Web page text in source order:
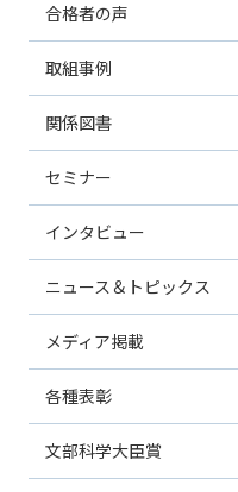
合格者の声
取組事例
関係図書
セミナー
インタビュー
ニュース＆トピックス
メディア掲載
各種表彰
文部科学大臣賞